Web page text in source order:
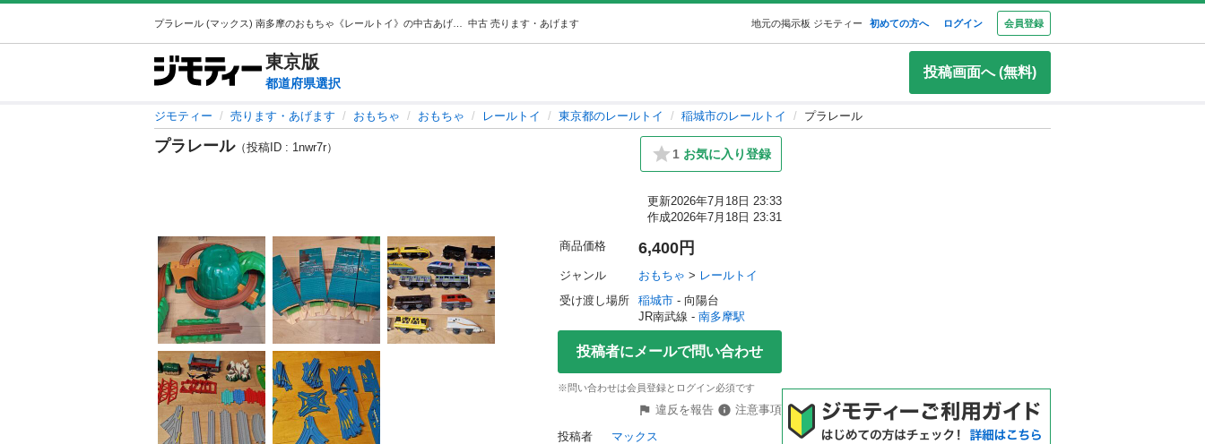
中古 売ります・あげます 地元の掲示板 ジモティー 初めての方へ ログイン 会員登録
東京版
都道府県選択
投稿画面へ (無料)
ジモティー 売ります・あげます おもちゃ おもちゃ レールトイ 東京都のレールトイ 稲城市のレールトイ プラレール
プラレール（投稿ID : 1nwr7r） 1 お気に入り登録
更新2026年7月18日 23:33
作成2026年7月18日 23:31
商品価格 6,400円
ジャンル おもちゃ > レールトイ
受け渡し場所
稲城市 - 向陽台
JR南武線 - 南多摩駅
投稿者にメールで問い合わせ
※問い合わせは会員登録とログイン必須です
違反を報告
注意事項
投稿者
マックス